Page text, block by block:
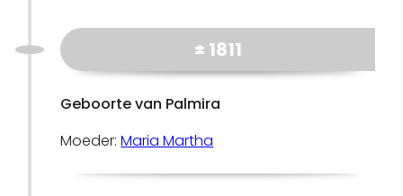
± 1811
Geboorte van Palmira
Moeder:Maria Martha